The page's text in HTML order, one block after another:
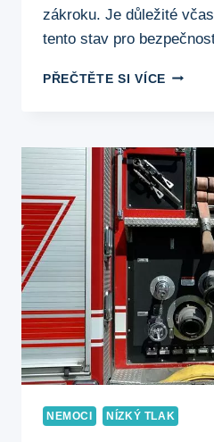
zákroku. Je důležité
tento stav pro
PŘEČTĚTE SI VÍCECO
PŘI
A
NEMOCI NÍZKÝ TLAK